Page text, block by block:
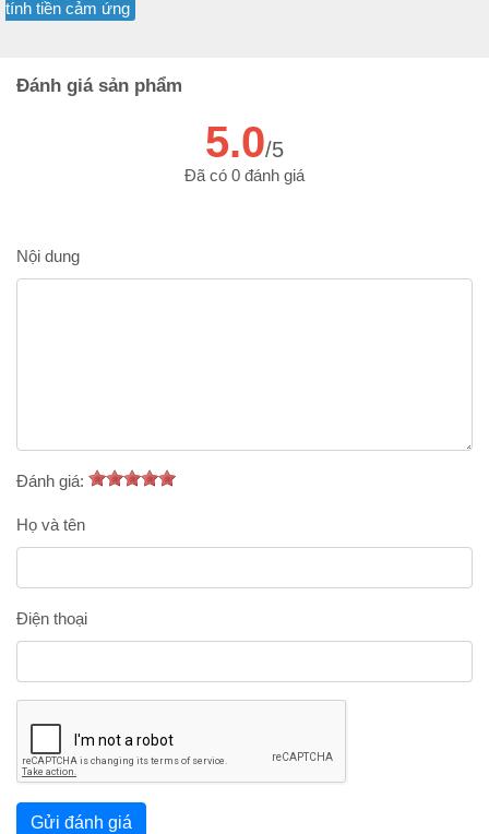
tính tiền cảm ứng
Đánh giá sản phẩm
5.0/5
Đã có 0 đánh giá
Nội dung
Đánh giá:
Họ và tên
Điện thoại